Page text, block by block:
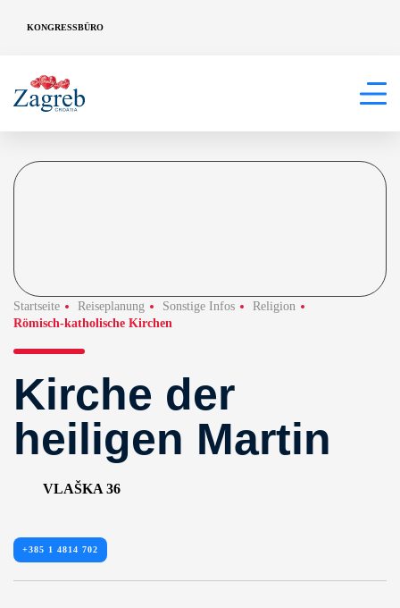
KONGRESSBÜRO
Startseite Reiseplanung Sonstige Infos
Religion
Römisch-katholische Kirchen
Kirche der
heiligen Martin
VLAŠKA 36
+385 1 4814 702